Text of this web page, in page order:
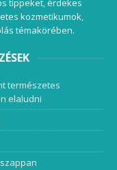
tippeket, érdekes
kozmetikumok,
témakörében.
természetes
elaludni